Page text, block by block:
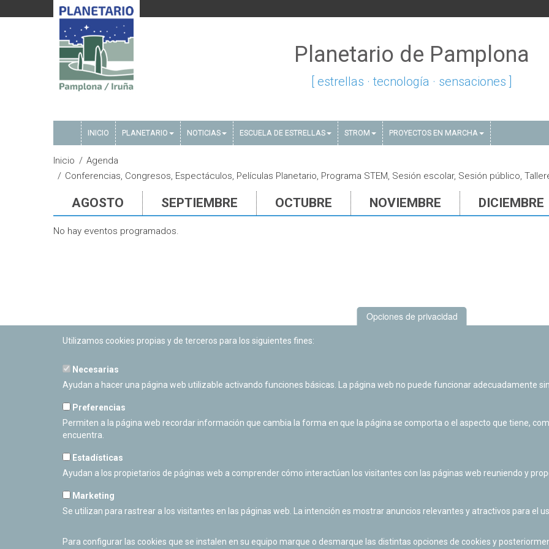
Planetario de Pamplona
[ estrellas · tecnología · sensaciones ]
INICIO PLANETARIO NOTICIAS ESCUELA DE ESTRELLAS STROM PROYECTOS EN MARCHA
Inicio
Agenda
Conferencias, Congresos, Espectáculos, Películas Planetario, Programa STEM, Sesión escolar, Sesión público,
AGOSTO SEPTIEMBRE OCTUBRE NOVIEMBRE DICIEMBRE
No hay eventos programados.
PLANETARIO DE PAMPLONA
Calle Sancho RamÃ­rez, s/n
Cerrado Temporalmente
Opciones de privacidad
Utilizamos cookies propias y de terceros para los siguientes fines:
Necesarias
Ayudan a hacer una página web utilizable activando funciones básicas. La página web no puede funcionar adecuadamente
Preferencias
Permiten a la página web recordar información que cambia la forma en que la página se comporta o el aspecto que tiene,
encuentra.
Estadísticas
Ayudan a los propietarios de páginas web a comprender cómo interactúan los visitantes con las páginas web reuniendo y
Marketing
Se utilizan para rastrear a los visitantes en las páginas web. La intención es mostrar anuncios relevantes y atractivos para el
Para configurar las cookies que se instalen en su equipo marque o desmarque las distintas opciones de cookies y